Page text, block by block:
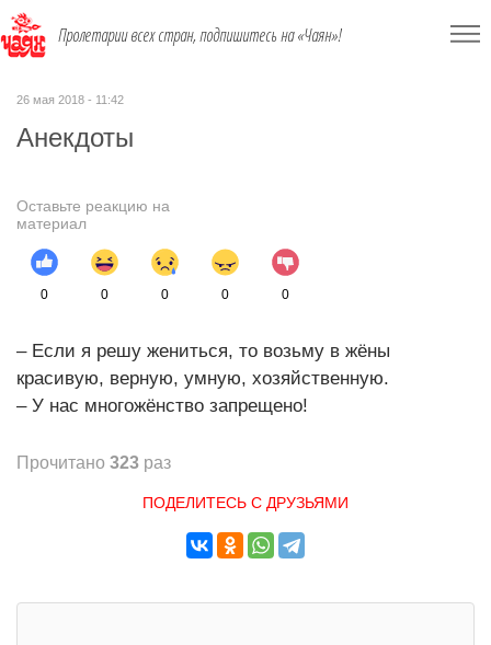
Пролетарии всех стран, подпишитесь на «Чаян»!
26 мая 2018 - 11:42
Анекдоты
Оставьте реакцию на
материал
0 0 0 0 0
– Если я решу жениться, то возьму в жёны
красивую, верную, умную, хозяйственную.
– У нас многожёнство запрещено!
Прочитано 323 раз
ПОДЕЛИТЕСЬ С ДРУЗЬЯМИ